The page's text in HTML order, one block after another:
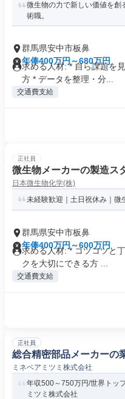
微生物の力で新しい価値を創
術職。
群馬県安中市板鼻
年俸400万円～680万円
求める人材: * 自ら課題を
方 * データを整理・分...
交通費支給
正社員
微生物メーカーの製造ス
日本微生物化学(株)
未経験歓迎｜土日祝休み｜微
群馬県安中市板鼻
年俸400万円～600万円
求める人材: * コツコツと
クを大切にできる方 ...
交通費支給
正社員
総合精密部品メーカー
ミネベアミツミ株式会社
年収500～750万円/世界トッ
ミツミ株式会社